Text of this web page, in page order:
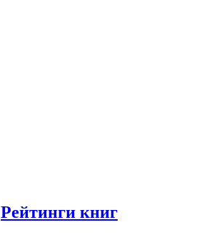
Рейтинги книг